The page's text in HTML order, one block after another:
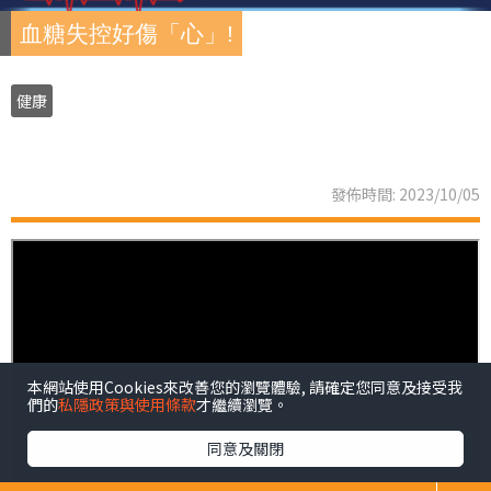
血糖失控好傷「心」!
健康
發佈時間: 2023/10/05
本網站使用Cookies來改善您的瀏覽體驗, 請確定您同意及接受我
們的私隱政策與使用條款才繼續瀏覽。
同意及關閉